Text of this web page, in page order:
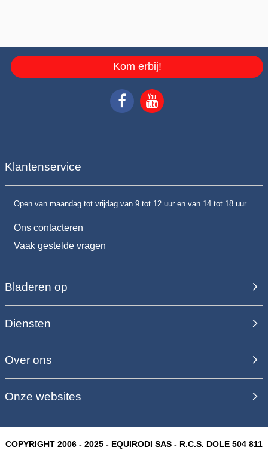
Kom erbij!
Klantenservice
Open van maandag tot vrijdag van 9 tot 12 uur en van 14 tot 18 uur.
Ons contacteren
Vaak gestelde vragen
Bladeren op
Diensten
Over ons
Onze websites
COPYRIGHT 2006 - 2025 - EQUIRODI SAS - R.C.S. DOLE 504 811